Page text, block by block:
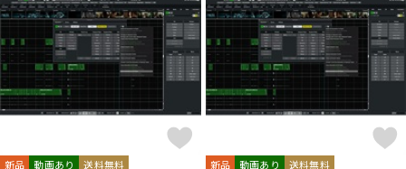
新品 動画あり 送料無料 新品 動画あり 送料無料